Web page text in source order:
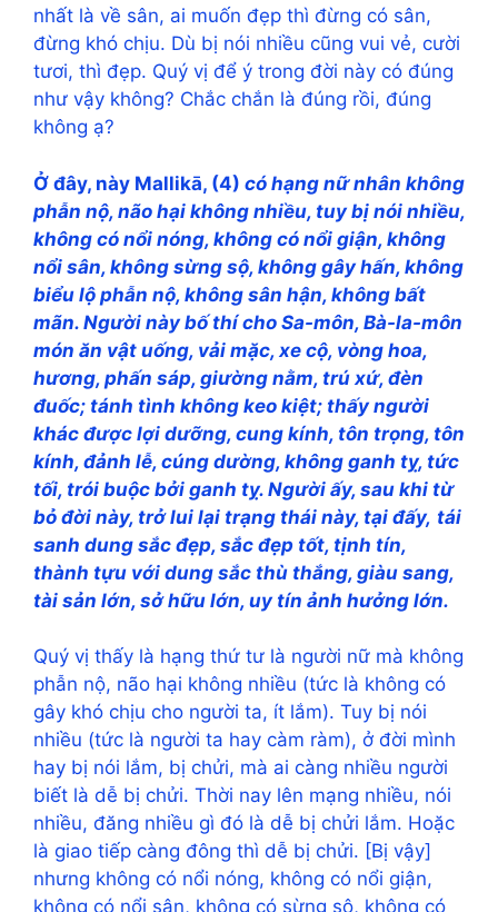
nhất là về sân, ai muốn đẹp thì đừng có sân,
đừng khó chịu. Dù bị nói nhiều cũng vui vẻ, cười
tươi, thì đẹp. Quý vị để ý trong đời này có đúng
như vậy không? Chắc chắn là đúng rồi, đúng
không ạ?
Ở đây, này Mallikā, (4) có hạng nữ nhân không
phẫn nộ, não hại không nhiều, tuy bị nói nhiều,
không có nổi nóng, không có nổi giận, không
nổi sân, không sừng sộ, không gây hấn, không
biểu lộ phẫn nộ, không sân hận, không bất
mãn. Người này bố thí cho Sa-môn, Bà-la-môn
món ăn vật uống, vải mặc, xe cộ, vòng hoa,
hương, phấn sáp, giường nằm, trú xứ, đèn
đuốc; tánh tình không keo kiệt; thấy người
khác được lợi dưỡng, cung kính, tôn trọng, tôn
kính, đảnh lễ, cúng dường, không ganh tỵ, tức
tối, trói buộc bởi ganh tỵ. Người ấy, sau khi từ
bỏ đời này, trở lui lại trạng thái này, tại đấy, tái
sanh dung sắc đẹp, sắc đẹp tốt, tịnh tín,
thành tựu với dung sắc thù thắng, giàu sang,
tài sản lớn, sở hữu lớn, uy tín ảnh hưởng lớn.
Quý vị thấy là hạng thứ tư là người nữ mà không
phẫn nộ, não hại không nhiều (tức là không có
gây khó chịu cho người ta, ít lắm). Tuy bị nói
nhiều (tức là người ta hay càm ràm), ở đời mình
hay bị nói lắm, bị chửi, mà ai càng nhiều người
biết là dễ bị chửi. Thời nay lên mạng nhiều, nói
nhiều, đăng nhiều gì đó là dễ bị chửi lắm. Hoặc
là giao tiếp càng đông thì dễ bị chửi. [Bị vậy]
nhưng không có nổi nóng, không có nổi giận,
không có nổi sân, không có sừng sộ, không có